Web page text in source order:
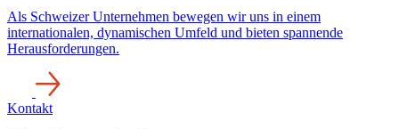
Als Schweizer Unternehmen bewegen wir uns in einem
internationalen, dynamischen Umfeld und bieten spannende
Herausforderungen.
Kontakt